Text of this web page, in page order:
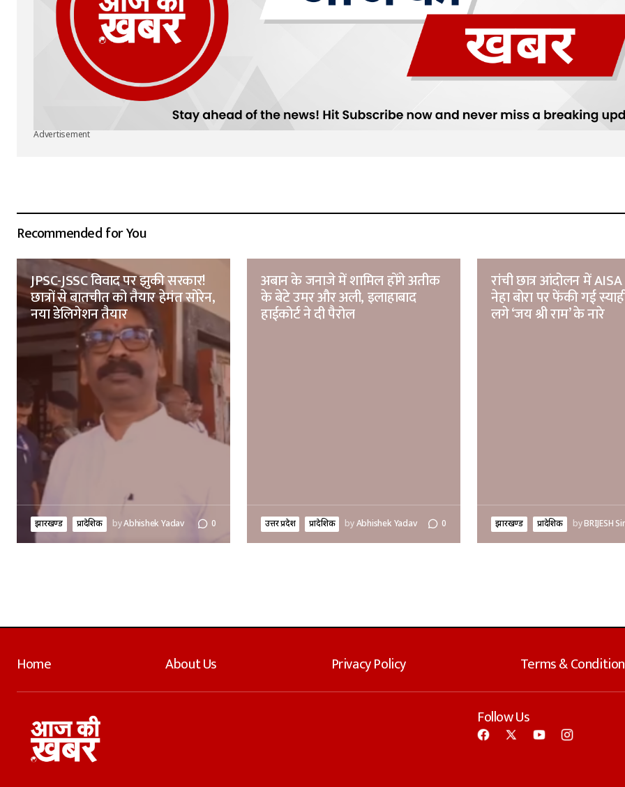
Advertisement
Recommended for You
JPSC-JSSC विवाद पर झुकी सरकार!
छात्रों से बातचीत को तैयार हेमंत सोरेन,
नया डेलिगेशन तैयार
झारखण्ड प्रादेशिक byAbhishek Yadav 0
अबान के जनाजे में शामिल होंगे अतीक
के बेटे उमर और अली, इलाहाबाद
हाईकोर्ट ने दी पैरोल
उत्तर प्रदेश प्रादेशिक byAbhishek Yadav 0
रांची छात्र आंदोलन में
नेहा बोरा पर फेंकी गई
लगे ‘जय श्री राम’ के नारे
झारखण्ड प्रादेशिक byBRIJESH
Home About Us Privacy Policy Terms &
Follow Us